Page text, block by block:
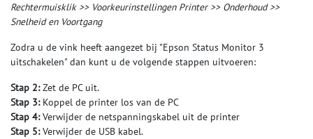
Rechtermuisklik >> Voorkeurinstellingen Printer >> Onderhoud >>
Snelheid en Voortgang
Zodra u de vink heeft aangezet bij "Epson Status Monitor 3
uitschakelen" dan kunt u de volgende stappen uitvoeren:
Stap 2:Zet de PC uit.
Stap 3:Koppel de printer los van de PC
Stap 4:Verwijder de netspanningskabel uit de printer
Stap 5:Verwijder de USB kabel.